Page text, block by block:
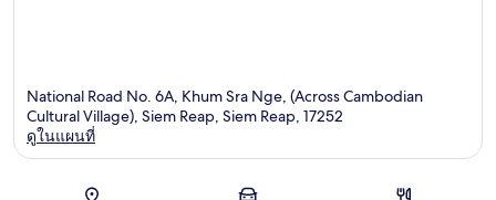
แผนที่
National Road No. 6A, Khum Sra Nge, (Across Cambodian
Cultural Village), Siem Reap, Siem Reap, 17252
ดูในแผนที่